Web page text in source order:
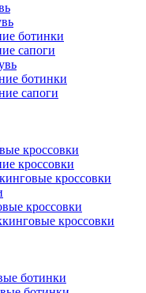
ботинки
сапоги
ботинки
сапоги
кроссовки
кроссовки
кроссовки
кроссовки
кроссовки
ботинки